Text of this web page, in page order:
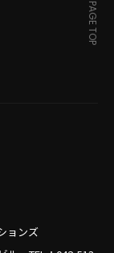
ョンズ
PAGE TOP